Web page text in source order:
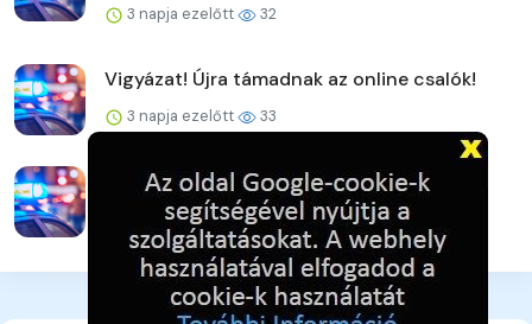
3 napja ezelőtt 32
Vigyázat! Újra támadnak az online csalók!
3 napja ezelőtt 33
Ütéssel rendezte a konfliktust
3 napja ezelőtt 32